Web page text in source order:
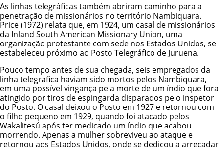
As linhas telegráficas também abriram caminho para a
penetração de missionários no território Nambiquara.
Price (1972) relata que, em 1924, um casal de missionários
da Inland South American Missionary Union, uma
organização protestante com sede nos Estados Unidos, se
estabeleceu próximo ao Posto Telegráfico de Juruena.
Pouco tempo antes de sua chegada, seis empregados da
linha telegráfica haviam sido mortos pelos Nambiquara,
em uma possível vingança pela morte de um índio que fora
atingido por tiros de espingarda disparados pelo inspetor
do Posto. O casal deixou o Posto em 1927 e retornou com
o filho pequeno em 1929, quando foi atacado pelos
Wakalitesú após ter medicado um índio que acabou
morrendo. Apenas a mulher sobreviveu ao ataque e
retornou aos Estados Unidos, onde se dedicou a arrecadar